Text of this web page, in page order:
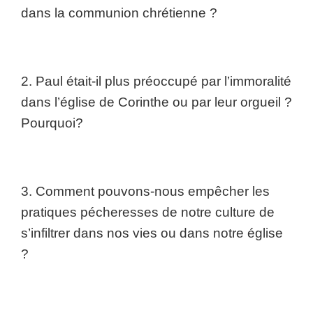
dans la communion chrétienne ?
2. Paul était-il plus préoccupé par l’immoralité
dans l’église de Corinthe ou par leur orgueil ?
Pourquoi?
3. Comment pouvons-nous empêcher les
pratiques pécheresses de notre culture de
s’infiltrer dans nos vies ou dans notre église
?